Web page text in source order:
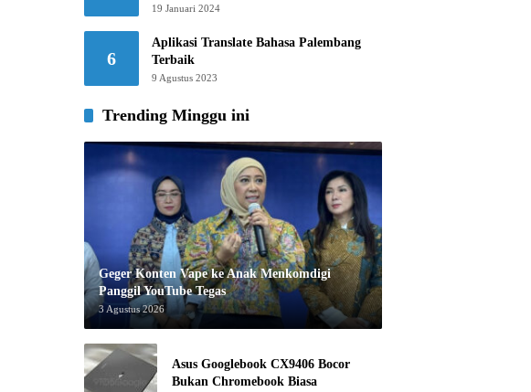
19 Januari 2024
6
Aplikasi Translate Bahasa Palembang
Terbaik
9 Agustus 2023
Trending Minggu ini
Geger Konten Vape ke Anak Menkomdigi
Panggil YouTube Tegas
3 Agustus 2026
Asus Googlebook CX9406 Bocor
Bukan Chromebook Biasa